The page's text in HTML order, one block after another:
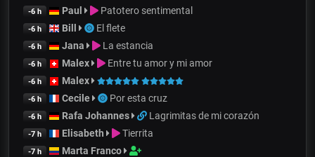
-6 h Paul Patotero sentimental
-6 h Bill El flete
-6 h Jana La estancia
-6 h Malex Entre tu amor y mi amor
-6 h Malex
-6 h Cecile Por esta cruz
-6 h Rafa Johannes Lagrimitas de mi corazón
-7 h Elisabeth Tierrita
-7 h Marta Franco